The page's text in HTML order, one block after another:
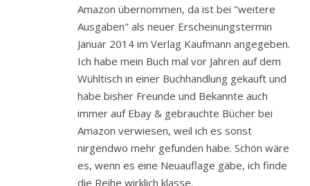
Amazon übernommen, da ist bei "weitere
Ausgaben" als neuer Erscheinungstermin
Januar 2014 im Verlag Kaufmann angegeben.
Ich habe mein Buch mal vor Jahren auf dem
Wühltisch in einer Buchhandlung gekauft und
habe bisher Freunde und Bekannte auch
immer auf Ebay & gebrauchte Bücher bei
Amazon verwiesen, weil ich es sonst
nirgendwo mehr gefunden habe. Schön wäre
es, wenn es eine Neuauflage gäbe, ich finde
die Reihe wirklich klasse.